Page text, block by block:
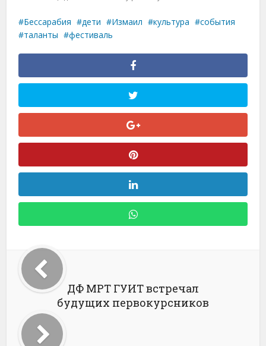
Бессарабия дети Измаил культура
события
таланты
фестиваль
ДФ МРТ ГУИТ встречал
будущих первокурсников